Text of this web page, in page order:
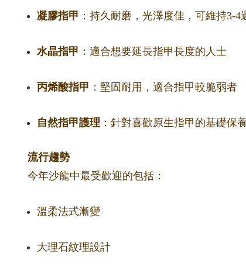
凝膠指甲 ：持久耐磨，光澤度佳，可維持3-4
水晶指甲 ：適合想要延長指甲長度的人士
丙烯酸指甲 ：堅固耐用，適合指甲較脆弱者
自然指甲護理 ：針對喜歡原生指甲的基礎保
流行趨勢
今年沙龍中最受歡迎的包括：
溫柔法式漸變
大理石紋理設計